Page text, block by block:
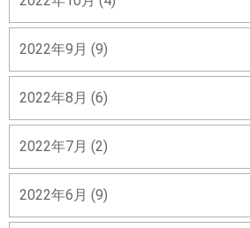
2022年9月 (9)
2022年8月 (6)
2022年7月 (2)
2022年6月 (9)